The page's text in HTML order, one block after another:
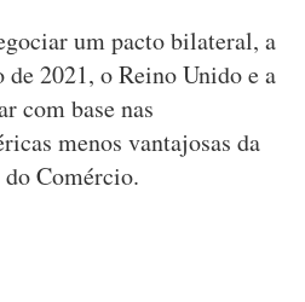
um pacto bilateral, a
2021, o Reino Unido e a
com base nas
menos vantajosas da
Comércio.